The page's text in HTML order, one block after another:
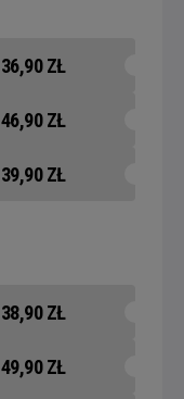
36,90 ZŁ
46,90 ZŁ
39,90 ZŁ
38,90 ZŁ
49,90 ZŁ